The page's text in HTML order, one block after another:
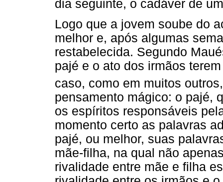
dia seguinte, o cadáver de
Logo que a jovem soube do
melhor e, após algumas
restabelecida. Segundo
pajé e o ato dos irmãos
caso, como em muitos outros,
pensamento mágico: o pajé,
os espíritos responsáveis
momento certo as palavras
pajé, ou melhor, suas
mãe-filha, na qual não
rivalidade entre mãe e filha